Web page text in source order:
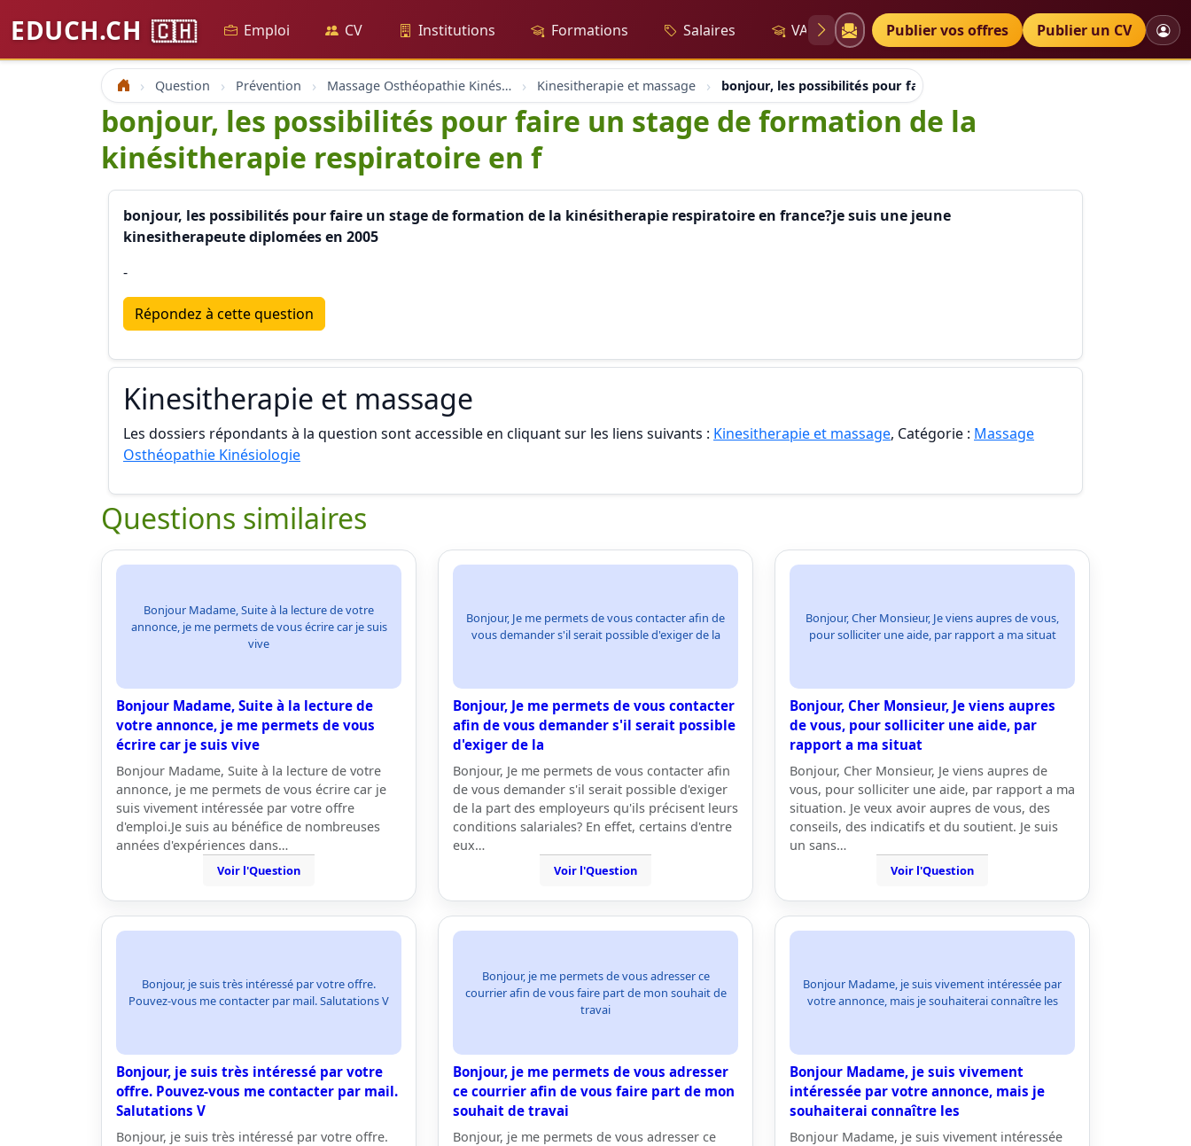
EDUCH.CH 🇨🇭 Emploi CV Institutions Formations Salaires VAE Diplômes Petites annonces
Publier vos offres Publier un CV
Accueil Question Prévention Massage Osthéopathie Kinésiologie Kinesitherapie et massage bonjour, les possibilités pour faire un stage de formation de la
bonjour, les possibilités pour faire un stage de formation de la
kinésitherapie respiratoire en f
bonjour, les possibilités pour faire un stage de formation de la kinésitherapie respiratoire en france?je suis une jeune
kinesitherapeute diplomées en 2005
-
Répondez à cette question
Kinesitherapie et massage
Les dossiers répondants à la question sont accessible en cliquant sur les liens suivants : Kinesitherapie et massage, Catégorie : Massage
Osthéopathie Kinésiologie
Questions similaires
Bonjour Madame, Suite à la lecture de votre
annonce, je me permets de vous écrire car je suis
vive
Bonjour Madame, Suite à la lecture de
votre annonce, je me permets de vous
écrire car je suis vive
Bonjour Madame, Suite à la lecture de votre
annonce, je me permets de vous écrire car je
suis vivement intéressée par votre offre
d'emploi.Je suis au bénéfice de nombreuses
années d'expériences dans…
Voir l'Question
Bonjour, Je me permets de vous contacter afin de
vous demander s'il serait possible d'exiger de la
Bonjour, Je me permets de vous contacter
afin de vous demander s'il serait possible
d'exiger de la
Bonjour, Je me permets de vous contacter afin
de vous demander s'il serait possible d'exiger
de la part des employeurs qu'ils précisent leurs
conditions salariales? En effet, certains d'entre
eux…
Voir l'Question
Bonjour, Cher Monsieur, Je viens aupres de vous,
pour solliciter une aide, par rapport a ma situat
Bonjour, Cher Monsieur, Je viens aupres
de vous, pour solliciter une aide, par
rapport a ma situat
Bonjour, Cher Monsieur, Je viens aupres de
vous, pour solliciter une aide, par rapport a ma
situation. Je veux avoir aupres de vous, des
conseils, des indicatifs et du soutient. Je suis
un sans…
Voir l'Question
Bonjour, je suis très intéressé par votre offre.
Pouvez-vous me contacter par mail. Salutations V
Bonjour, je suis très intéressé par votre
offre. Pouvez-vous me contacter par mail.
Salutations V
Bonjour, je suis très intéressé par votre offre.
Bonjour, je me permets de vous adresser ce
courrier afin de vous faire part de mon souhait de
travai
Bonjour, je me permets de vous adresser
ce courrier afin de vous faire part de mon
souhait de travai
Bonjour, je me permets de vous adresser ce
Bonjour Madame, je suis vivement intéressée par
votre annonce, mais je souhaiterai connaître les
Bonjour Madame, je suis vivement
intéressée par votre annonce, mais je
souhaiterai connaître les
Bonjour Madame, je suis vivement intéressée